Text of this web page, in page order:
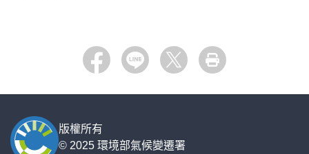
版權所有
© 2025 環境部氣候變遷署